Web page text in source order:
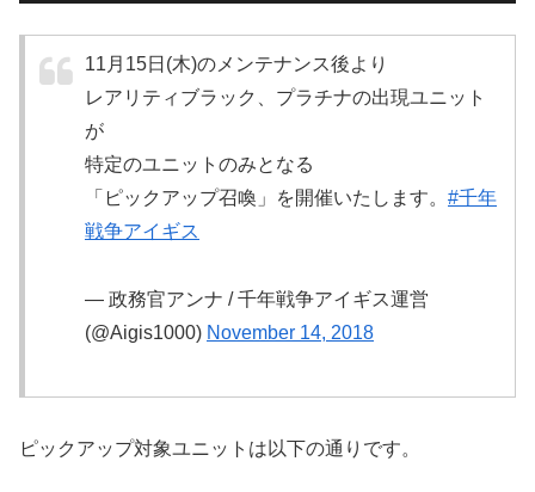
11月15日(木)のメンテナンス後より
レアリティブラック、プラチナの出現ユニット
が
特定のユニットのみとなる
「ピックアップ召喚」を開催いたします。 #千年
戦争アイギス
— 政務官アンナ / 千年戦争アイギス運営
(@Aigis1000) November 14, 2018
ピックアップ対象ユニットは以下の通りです。